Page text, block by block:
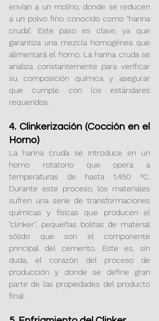
envían a un molino, donde se reducen
a un polvo fino conocido como "harina
cruda". Este paso es clave, ya que
garantiza una mezcla homogénea que
alimentará el horno. La harina cruda se
analiza constantemente para verificar
su composición química y asegurar
que cumple con los estándares
requeridos.
4. Clinkerización (Cocción en el
Horno)
La harina cruda se introduce en un
horno rotatorio que opera a
temperaturas de hasta 1,450 °C.
Durante este proceso, los materiales
sufren una serie de transformaciones
químicas y físicas que producen el
"clinker", pequeñas bolitas de material
sólido que son el componente
principal del cemento. Este es, sin
duda, el corazón del proceso de
producción y donde se define gran
parte de las propiedades del producto
final.